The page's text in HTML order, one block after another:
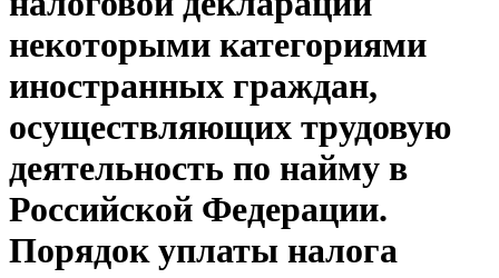
некоторыми категориями
иностранных граждан,
осуществляющих трудовую
деятельность по найму в
Российской Федерации.
Порядок уплаты налога